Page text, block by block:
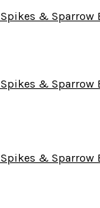
Spikes & Sparrow
Spikes & Sparrow
Spikes & Sparrow